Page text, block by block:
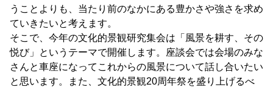
うことよりも、当たり前のなかにある豊かさや強さを求め
ていきたいと考えます。
そこで、今年の文化的景観研究集会は「風景を耕す、その
悦び」というテーマで開催します。座談会では会場のみな
さんと車座になってこれからの風景について話し合いたい
と思います。また、文化的景観20周年祭を盛り上げるべ